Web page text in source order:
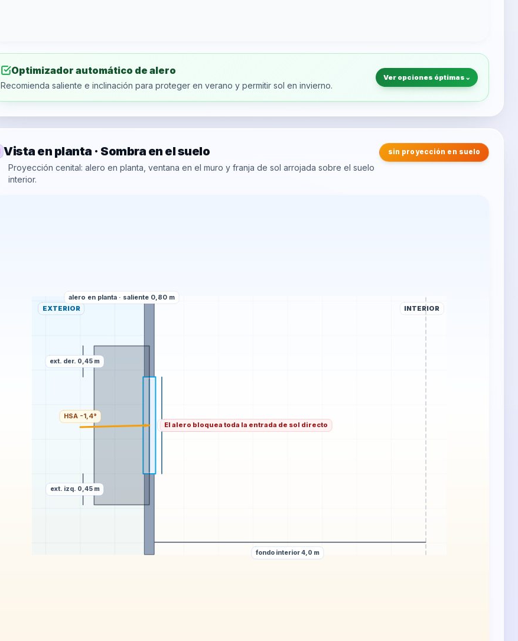
Optimizador automático de alero
Recomienda saliente e inclinación para proteger en verano y permitir sol en invierno.
Ver opciones óptimas ⌄
Vista en planta · Sombra en el suelo
Proyección cenital: alero en planta, ventana en el muro y franja de sol arrojada sobre el suelo
interior.
sin proyección en suelo